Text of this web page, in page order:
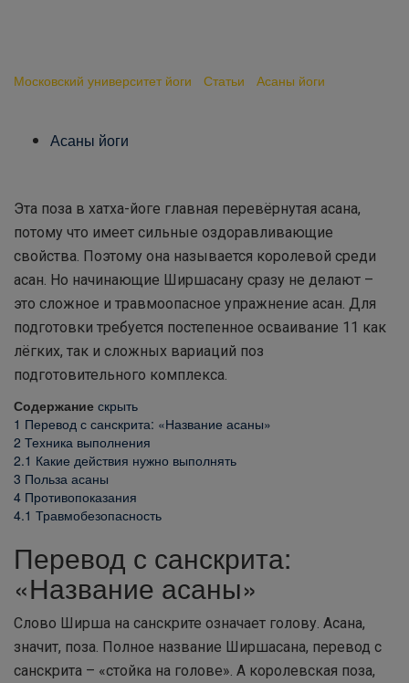
Московский университет йоги Статьи Асаны йоги
Асаны йоги
Эта поза в хатха-йоге главная перевёрнутая асана,
потому что имеет сильные оздоравливающие
свойства. Поэтому она называется королевой среди
асан. Но начинающие Ширшасану сразу не делают –
это сложное и травмоопасное упражнение асан. Для
подготовки требуется постепенное осваивание 11 как
лёгких, так и сложных вариаций поз
подготовительного комплекса.
Содержание скрыть
1 Перевод с санскрита: «Название асаны»
2 Техника выполнения
2.1 Какие действия нужно выполнять
3 Польза асаны
4 Противопоказания
4.1 Травмобезопасность
Перевод с санскрита:
«Название асаны»
Слово Ширша на санскрите означает голову. Асана,
значит, поза. Полное название Ширшасана, перевод с
санскрита – «стойка на голове». А королевская поза,